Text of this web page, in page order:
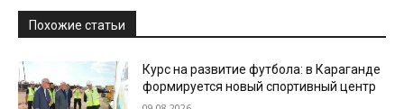
Похожие статьи
Курс на развитие футбола: в Караганде
формируется новый спортивный центр